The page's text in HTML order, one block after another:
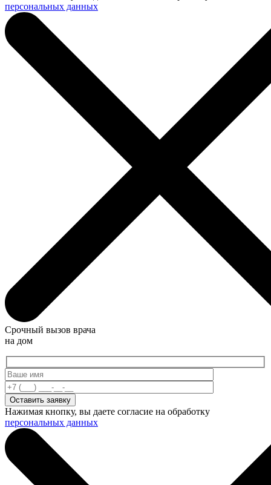
персональных данных
Срочный вызов врача
на дом
Нажимая кнопку, вы даете согласие на обработку
персональных данных